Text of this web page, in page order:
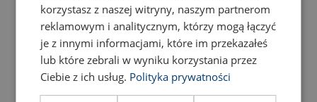
View Product View Product
korzystasz z naszej witryny, naszym partnerom
reklamowym i analitycznym, którzy mogą łączyć
je z innymi informacjami, które im przekazałeś
lub które zebrali w wyniku korzystania przez
Ciebie z ich usług. Polityka prywatności